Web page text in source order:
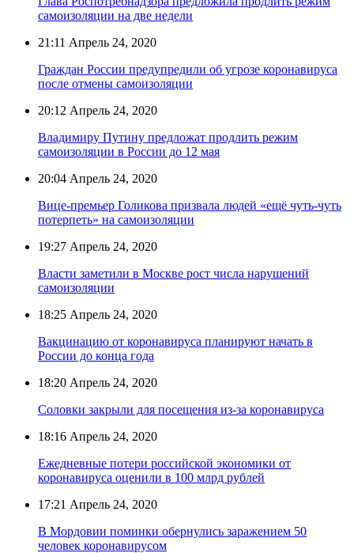
самоизоляции на две недели
21:11 Апрель 24, 2020
Граждан России предупредили об угрозе коронавируса
после отмены самоизоляции
20:12 Апрель 24, 2020
Владимиру Путину предложат продлить режим
самоизоляции в России до 12 мая
20:04 Апрель 24, 2020
Вице-премьер Голикова призвала людей «ещё чуть-чуть
потерпеть» на самоизоляции
19:27 Апрель 24, 2020
Власти заметили в Москве рост числа нарушений
самоизоляции
18:25 Апрель 24, 2020
Вакцинацию от коронавируса планируют начать в
России до конца года
18:20 Апрель 24, 2020
Соловки закрыли для посещения из-за коронавируса
18:16 Апрель 24, 2020
Ежедневные потери российской экономики от
коронавируса оценили в 100 млрд рублей
17:21 Апрель 24, 2020
В Мордовии поминки обернулись заражением 50
человек коронавирусом